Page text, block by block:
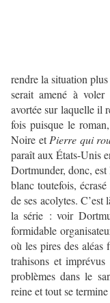
rendre la situation
serait amené à
avortée sur laquelle il
fois puisque le roman,
Noire etPierre qui
paraît aux États-Unis
Dortmunder, donc,
blanc toutefois,
de ses acolytes.
la série : voir
formidable
où les pires des
trahisons et
problèmes dans le
reine et tout se